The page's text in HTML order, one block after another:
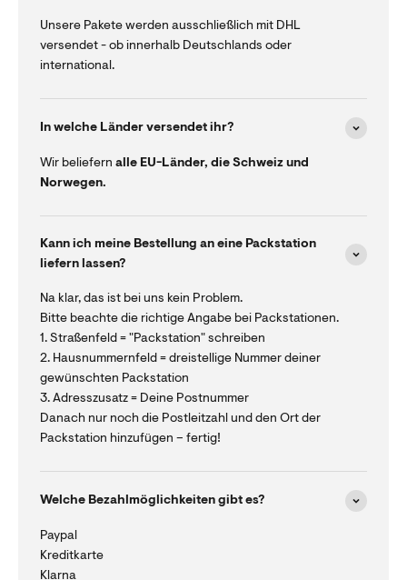
Unsere Pakete werden ausschließlich mit DHL
versendet - ob innerhalb Deutschlands oder
international.
In welche Länder versendet ihr?
Wir beliefern alle EU-Länder, die Schweiz und
Norwegen.
Kann ich meine Bestellung an eine Packstation
liefern lassen?
Na klar, das ist bei uns kein Problem.
Bitte beachte die richtige Angabe bei Packstationen.
1. Straßenfeld = "Packstation" schreiben
2. Hausnummernfeld = dreistellige Nummer deiner
gewünschten Packstation
3. Adresszusatz = Deine Postnummer
Danach nur noch die Postleitzahl und den Ort der
Packstation hinzufügen – fertig!
Welche Bezahlmöglichkeiten gibt es?
Paypal
Kreditkarte
Klarna